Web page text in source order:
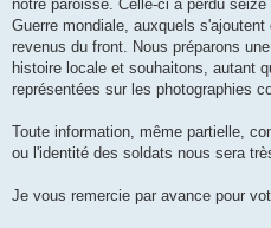
notre paroisse. Celle-ci a perdu
Guerre mondiale, auxquels
revenus du front. Nous préparons
histoire locale et souhaitons, autant
représentées sur les photographies
Toute information, même partielle,
ou l'identité des soldats nous sera
Je vous remercie par avance pour